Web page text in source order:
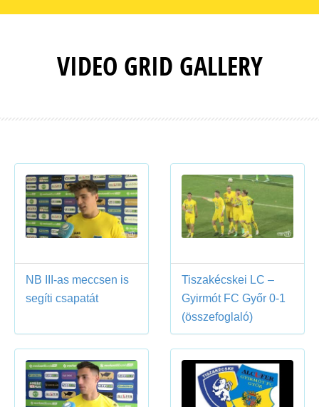
VIDEO GRID GALLERY
NB III-as meccsen is
segíti csapatát
Tiszakécskei LC –
Gyirmót FC Győr 0-1
(összefoglaló)